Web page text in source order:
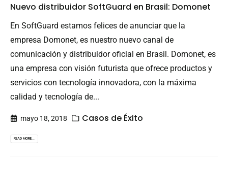
Nuevo distribuidor SoftGuard en Brasil: Domonet
En SoftGuard estamos felices de anunciar que la
empresa Domonet, es nuestro nuevo canal de
comunicación y distribuidor oficial en Brasil. Domonet, es
una empresa con visión futurista que ofrece productos y
servicios con tecnología innovadora, con la máxima
calidad y tecnología de...
mayo 18, 2018 Casos de Éxito
READ MORE...